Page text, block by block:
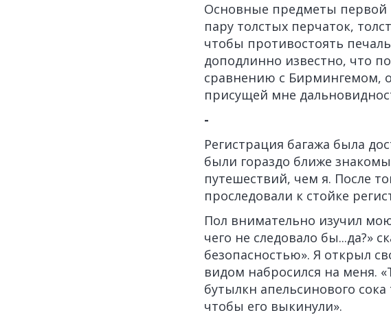
Основные предметы первой
пару толстых перчаток,
чтобы противостоять
доподлинно известно, что
сравнению с Бирмингемом,
присущей мне
-
Регистрация багажа была
были гораздо ближе
путешествий, чем я. После
проследовали к стойке
Пол внимательно изучил
чего не следовало бы...да?»
безопасностью». Я открыл
видом набросился на меня.
бутылкн апельсинового
чтобы его выкинули».